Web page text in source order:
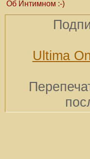
Об Интимном :-)
Ultima